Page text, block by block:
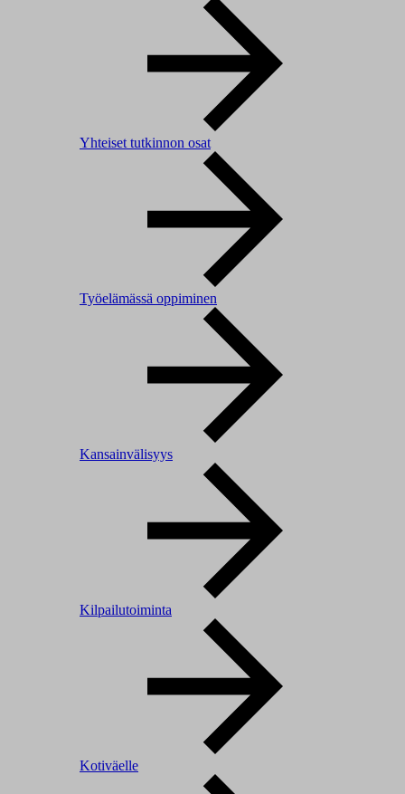
Yhteiset tutkinnon osat
Työelämässä oppiminen
Kansainvälisyys
Kilpailutoiminta
Kotiväelle